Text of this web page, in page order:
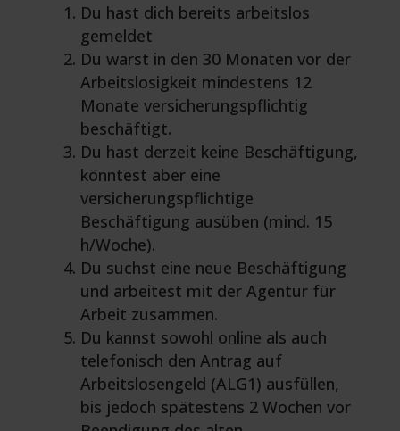
Du hast dich bereits arbeitslos
gemeldet
Du warst in den 30 Monaten vor der
Arbeitslosigkeit mindestens 12
Monate versicherungspflichtig
beschäftigt.
Du hast derzeit keine Beschäftigung,
könntest aber eine
versicherungspflichtige
Beschäftigung ausüben (mind. 15
h/Woche).
Du suchst eine neue Beschäftigung
und arbeitest mit der Agentur für
Arbeit zusammen.
Du kannst sowohl online als auch
telefonisch den Antrag auf
Arbeitslosengeld (ALG1) ausfüllen,
bis jedoch spätestens 2 Wochen vor